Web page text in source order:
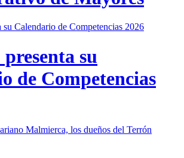
su
de Competencias